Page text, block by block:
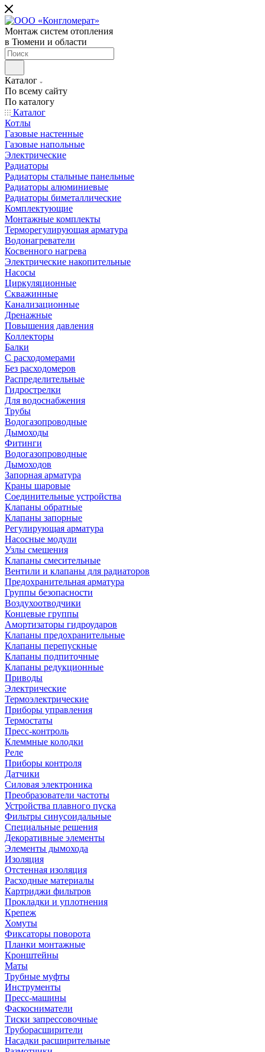
Монтаж систем отопления
в Тюмени и области
Каталог
По всему сайту
По каталогу
Каталог
Котлы
Газовые настенные
Газовые напольные
Электрические
Радиаторы
Радиаторы стальные панельные
Радиаторы алюминиевые
Радиаторы биметаллические
Комплектующие
Монтажные комплекты
Терморегулирующая арматура
Водонагреватели
Косвенного нагрева
Электрические накопительные
Насосы
Циркуляционные
Скважинные
Канализационные
Дренажные
Повышения давления
Коллекторы
Балки
С расходомерами
Без расходомеров
Распределительные
Гидрострелки
Для водоснабжения
Трубы
Водогазопроводные
Дымоходы
Фитинги
Водогазопроводные
Дымоходов
Запорная арматура
Краны шаровые
Соединительные устройства
Клапаны обратные
Клапаны запорные
Регулирующая арматура
Насосные модули
Узлы смешения
Клапаны смесительные
Вентили и клапаны для радиаторов
Предохранительная арматура
Группы безопасности
Воздухоотводчики
Концевые группы
Амортизаторы гидроударов
Клапаны предохранительные
Клапаны перепускные
Клапаны подпиточные
Клапаны редукционные
Приводы
Электрические
Термоэлектрические
Приборы управления
Термостаты
Пресс-контроль
Клеммные колодки
Реле
Приборы контроля
Датчики
Силовая электроника
Преобразователи частоты
Устройства плавного пуска
Фильтры синусоидальные
Специальные решения
Декоративные элементы
Элементы дымохода
Изоляция
Отстенная изоляция
Расходные материалы
Картриджи фильтров
Прокладки и уплотнения
Крепеж
Хомуты
Фиксаторы поворота
Планки монтажные
Кронштейны
Маты
Трубные муфты
Инструменты
Пресс-машины
Фаскосниматели
Тиски запрессовочные
Труборасширители
Насадки расширительные